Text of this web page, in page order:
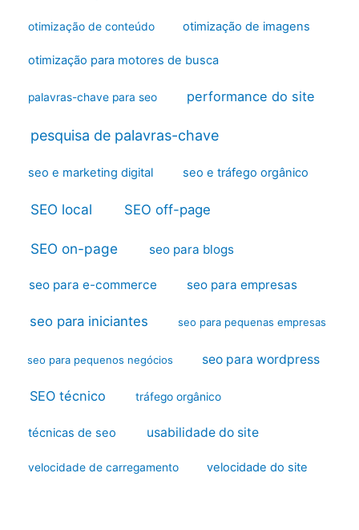
otimização de conteúdo otimização de imagens
otimização para motores de busca
palavras-chave para seo performance do site
pesquisa de palavras-chave
seo e marketing digital seo e tráfego orgânico
SEO local SEO off-page
SEO on-page seo para blogs
seo para e-commerce seo para empresas
seo para iniciantes seo para pequenas empresas
seo para pequenos negócios seo para wordpress
SEO técnico tráfego orgânico
técnicas de seo usabilidade do site
velocidade de carregamento velocidade do site